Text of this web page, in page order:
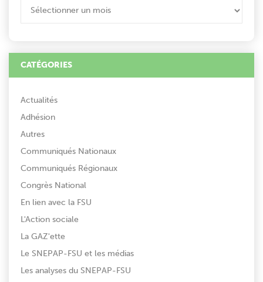
CATÉGORIES
Actualités
Adhésion
Autres
Communiqués Nationaux
Communiqués Régionaux
Congrès National
En lien avec la FSU
L'Action sociale
La GAZ'ette
Le SNEPAP-FSU et les médias
Les analyses du SNEPAP-FSU